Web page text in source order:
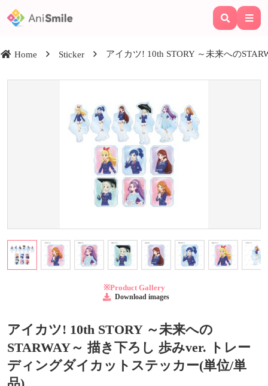
Home Sticker アイカツ! 10th STORY ～未来への
※Product Gallery
Download images
アイカツ! 10th STORY ～未来への
STARWAY～ 描き下ろし 歩みver. トレー
ディングダイカットステッカー(単位/単